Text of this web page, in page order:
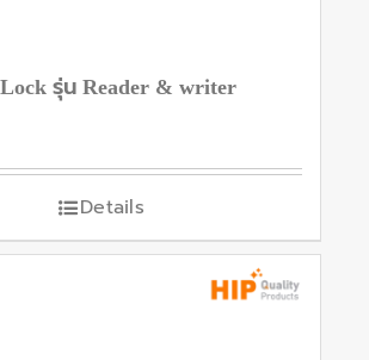
รุ่น Reader & writer
Details